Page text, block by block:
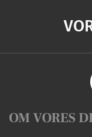
OM VORES